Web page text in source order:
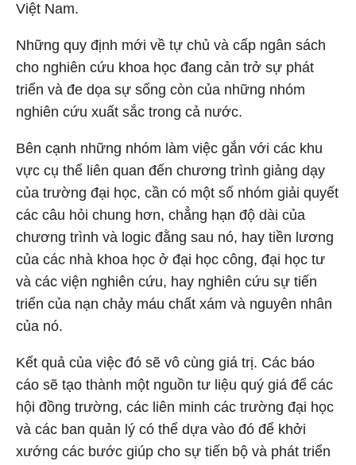
Việt Nam.
Những quy định mới về tự chủ và cấp ngân sách
cho nghiên cứu khoa học đang cản trở sự phát
triển và đe dọa sự sống còn của những nhóm
nghiên cứu xuất sắc trong cả nước.
Bên cạnh những nhóm làm việc gắn với các khu
vực cụ thể liên quan đến chương trình giảng dạy
của trường đại học, cần có một số nhóm giải quyết
các câu hỏi chung hơn, chẳng hạn độ dài của
chương trình và logic đằng sau nó, hay tiền lương
của các nhà khoa học ở đại học công, đại học tư
và các viện nghiên cứu, hay nghiên cứu sự tiến
triển của nạn chảy máu chất xám và nguyên nhân
của nó.
Kết quả của việc đó sẽ vô cùng giá trị. Các báo
cáo sẽ tạo thành một nguồn tư liệu quý giá để các
hội đồng trường, các liên minh các trường đại học
và các ban quản lý có thể dựa vào đó để khởi
xướng các bước giúp cho sự tiến bộ và phát triển